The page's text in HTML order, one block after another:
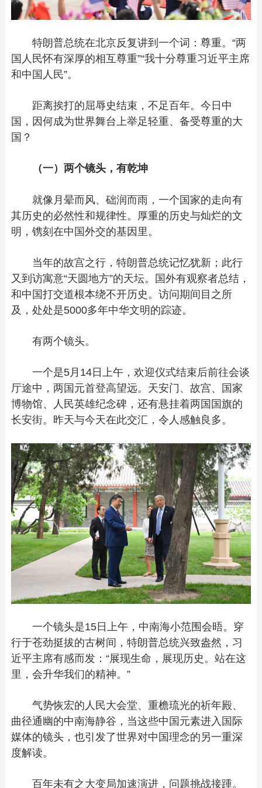
特朗普总统在北京反复讲到一个词：尊重。“两
国人民怀有深厚的相互尊重”“我十分尊重习近平主席
和中国人民”。
距离挨打的屈辱史结束，不足百年。今日中
国，因何成为世界舞台上举足轻重、备受尊重的大
国？
（一）两个镜头，有乾坤
就像月晕而风、础润而雨，一个国家的走向有
其历史的必然性和规律性。厚重的历史与灿烂的文
明，镌刻在中国外交的基因里。
当年的故宫之行，特朗普总统记忆犹新；此行
又到访寓意“天圆地方”的天坛。国外有观察者总结，
和中国打交道根本绕不开历史。访问期间目之所
及，处处是5000多年中华文明的踪迹。
有两个镜头。
一个是5月14日上午，欢迎仪式结束后前往会谈
厅途中，两国元首登高望远。天安门、故宫、国家
博物馆、人民英雄纪念碑，还有悬挂着两国国旗的
长安街。昨天与今天在此交汇，令人感触良多。
一个镜头是15日上午，中南海小范围会晤。穿
行于苍劲挺拔的古树间，特朗普总统兴致盎然，习
近平主席有感而发：“展现生命，展现历史。站在这
里，会升华我们的精神。”
气势恢宏的人民大会堂、重檐琉光的祈年殿、
曲径通幽的中南海静谷，当这些中国元素进入国际
媒体的镜头，也引发了世界对中国理念的另一重深
度解读。
百年未有之大变局加速演进，问题挑战接踵。